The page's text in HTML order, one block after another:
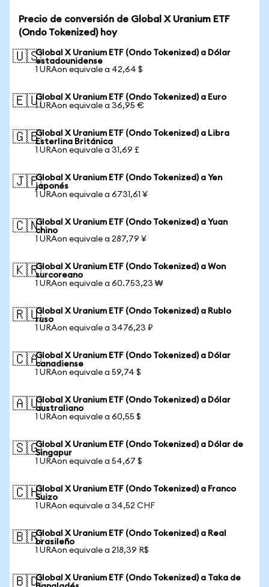
Precio de conversión de Global X Uranium ETF
(Ondo Tokenized) hoy
🇺🇸Global X Uranium ETF (Ondo Tokenized) a Dólar
estadounidense
1 URAon equivale a 42,64 $
🇪🇺Global X Uranium ETF (Ondo Tokenized) a Euro
1 URAon equivale a 36,95 €
🇬🇧Global X Uranium ETF (Ondo Tokenized) a Libra
Esterlina Británica
1 URAon equivale a 31,69 £
🇯🇵Global X Uranium ETF (Ondo Tokenized) a Yen
japonés
1 URAon equivale a 6731,61 ¥
🇨🇳Global X Uranium ETF (Ondo Tokenized) a Yuan
chino
1 URAon equivale a 287,79 ¥
🇰🇷Global X Uranium ETF (Ondo Tokenized) a Won
surcoreano
1 URAon equivale a 60.753,23 ₩
🇷🇺Global X Uranium ETF (Ondo Tokenized) a Rublo
ruso
1 URAon equivale a 3476,23 ₽
🇨🇦Global X Uranium ETF (Ondo Tokenized) a Dólar
canadiense
1 URAon equivale a 59,74 $
🇦🇺Global X Uranium ETF (Ondo Tokenized) a Dólar
australiano
1 URAon equivale a 60,55 $
🇸🇬Global X Uranium ETF (Ondo Tokenized) a Dólar de
Singapur
1 URAon equivale a 54,67 $
🇨🇭Global X Uranium ETF (Ondo Tokenized) a Franco
Suizo
1 URAon equivale a 34,52 CHF
🇧🇷Global X Uranium ETF (Ondo Tokenized) a Real
brasileño
1 URAon equivale a 218,39 R$
🇧🇩Global X Uranium ETF (Ondo Tokenized) a Taka de